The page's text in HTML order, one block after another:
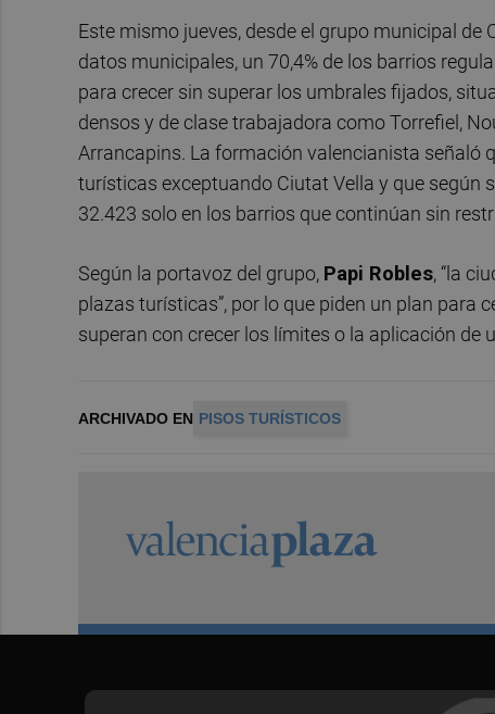
Este mismo jueves, desde el grupo municipal
datos municipales, un 70,4% de los barrios
para crecer sin superar los umbrales fijados,
densos y de clase trabajadora como Torrefiel,
Arrancapins. La formación valencianista señaló
turísticas exceptuando Ciutat Vella y que
32.423 solo en los barrios que continúan sin
Según la portavoz del grupo, Papi Robles, “la
plazas turísticas”, por lo que piden un plan para
superan con crecer los límites o la aplicación de
ARCHIVADO EN PISOS TURÍSTICOS